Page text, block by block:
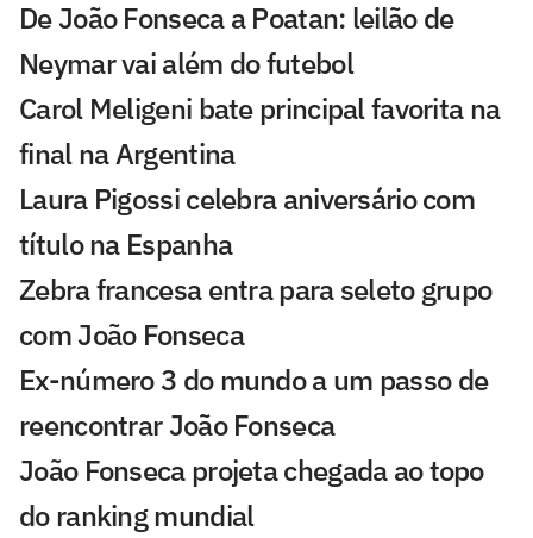
De João Fonseca a Poatan: leilão de
Neymar vai além do futebol
Carol Meligeni bate principal favorita na
final na Argentina
Laura Pigossi celebra aniversário com
título na Espanha
Zebra francesa entra para seleto grupo
com João Fonseca
Ex-número 3 do mundo a um passo de
reencontrar João Fonseca
João Fonseca projeta chegada ao topo
do ranking mundial